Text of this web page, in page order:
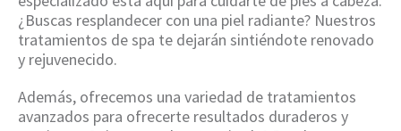
¿Buscas resplandecer con una piel radiante? Nuestros
tratamientos de spa te dejarán sintiéndote renovado
y rejuvenecido.
Además, ofrecemos una variedad de tratamientos
avanzados para ofrecerte resultados duraderos y